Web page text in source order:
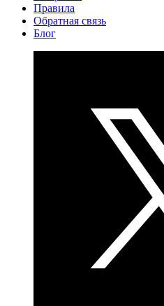
Правила
Обратная связь
Блог